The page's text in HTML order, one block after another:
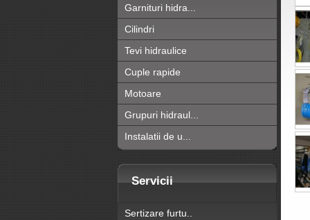
Garnituri hidra...
Cilindri
Tevi hidraulice
Cuple rapide
Motoare
Grupuri hidraul...
Instalatii de u...
Servicii
Sertizare furtu..